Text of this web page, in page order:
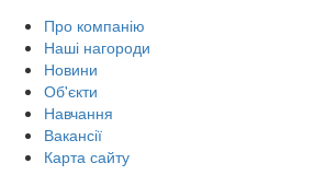
Про компанію
Наші нагороди
Новини
Об'єкти
Навчання
Вакансії
Карта сайту